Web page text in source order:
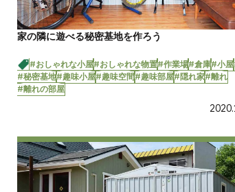
家の隣に遊べる秘密基地を作ろう
#おしゃれな小屋#おしゃれな物置#作業場#倉庫#小屋
#秘密基地#趣味小屋#趣味空間#趣味部屋#隠れ家#離れ
#離れの部屋